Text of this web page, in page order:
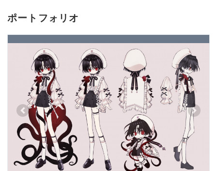
ポートフォリオ
Previous Next